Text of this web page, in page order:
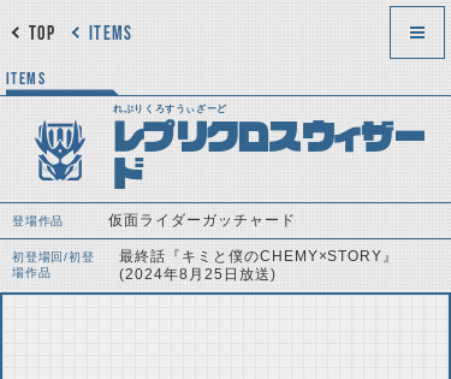
ITEMS
TOP
ITEMS
れぷりくろすうぃざーど
レプリクロスウィザー
ド
登場作品 仮面ライダーガッチャード
初登場回/初登
場作品
最終話『キミと僕のCHEMY×STORY』
(2024年8月25日放送)